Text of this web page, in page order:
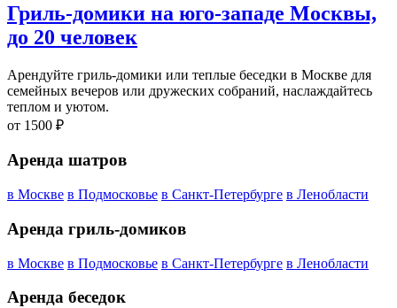
Гриль-домики на юго-западе Москвы,
до 20 человек
Арендуйте гриль-домики или теплые беседки в Москве для
семейных вечеров или дружеских собраний, наслаждайтесь
теплом и уютом.
от 1500 ₽
Аренда шатров
в Москве в Подмосковье в Санкт-Петербурге в Ленобласти
Аренда гриль-домиков
в Москве в Подмосковье в Санкт-Петербурге в Ленобласти
Аренда беседок